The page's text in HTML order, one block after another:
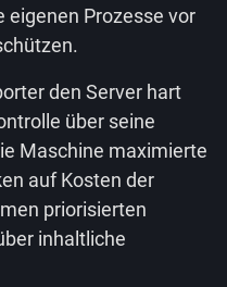
eigenen Prozesse vor
den Server hart
über seine
Maschine maximierte
auf Kosten der
priorisierten
inhaltliche